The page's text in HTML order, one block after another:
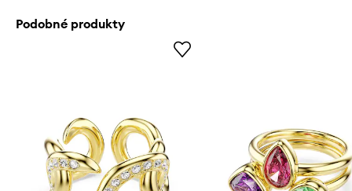
Podobné produkty